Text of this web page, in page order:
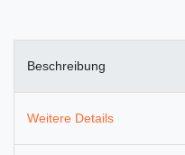
Beschreibung
Weitere Details